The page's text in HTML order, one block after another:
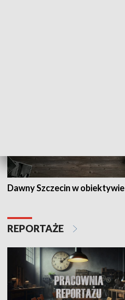
Dawny Szczecin w obiektywie
REPORTAŻE